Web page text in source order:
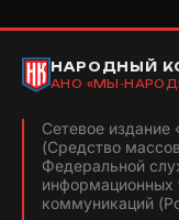
НАРОДНЫЙ
АНО «МЫ-
Сетевое
(Средство
Федеральной
информационных
коммуникаций